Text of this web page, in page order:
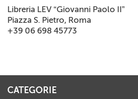
Libreria LEV “Giovanni Paolo II”
Piazza S. Pietro, Roma
+39 06 698 45773
CATEGORIE